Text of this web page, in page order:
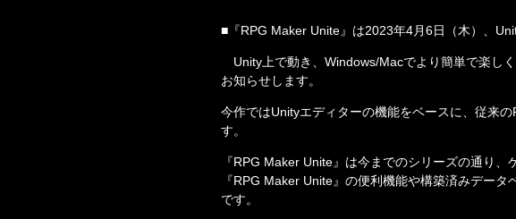
■『RPG Maker Unite』は2023年4月6日（木）、
Unity上で動き、Windows/Macでより簡単で楽し
お知らせします。
今作ではUnityエディターの機能をベースに、従来
す。
『RPG Maker Unite』は今までのシリーズの通り
『RPG Maker Unite』の便利機能や構築済みデー
です。